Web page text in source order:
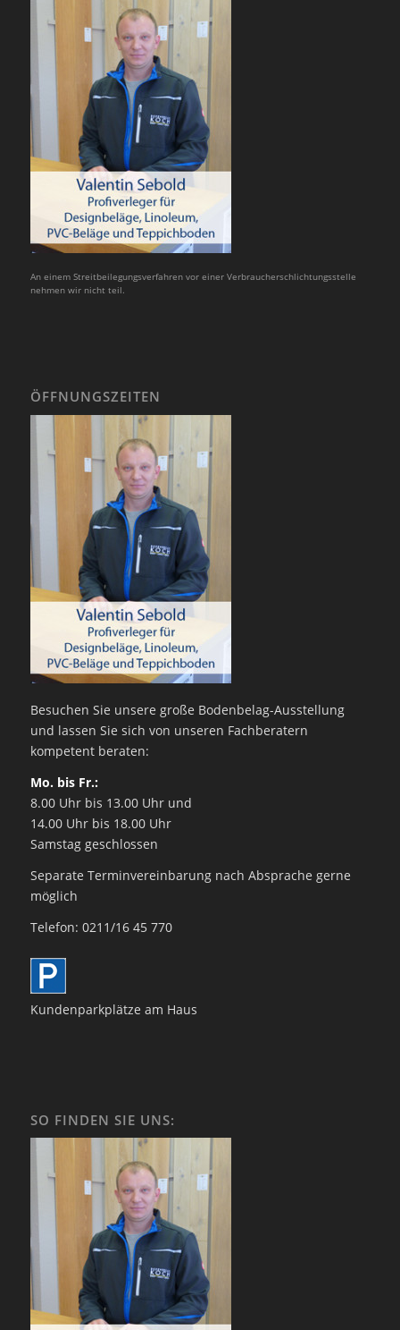
An einem Streitbeilegungsverfahren vor einer Verbraucherschlichtungsstelle
nehmen wir nicht teil.
ÖFFNUNGSZEITEN
Besuchen Sie unsere große Bodenbelag-Ausstellung
und lassen Sie sich von unseren Fachberatern
kompetent beraten:
Mo. bis Fr.:
8.00 Uhr bis 13.00 Uhr und
14.00 Uhr bis 18.00 Uhr
Samstag geschlossen
Separate Terminvereinbarung nach Absprache gerne
möglich
Telefon: 0211/16 45 770
Kundenparkplätze am Haus
SO FINDEN SIE UNS: